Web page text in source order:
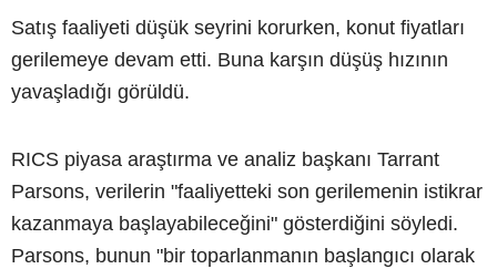
Satış faaliyeti düşük seyrini korurken, konut fiyatları
gerilemeye devam etti. Buna karşın düşüş hızının
yavaşladığı görüldü.
RICS piyasa araştırma ve analiz başkanı Tarrant
Parsons, verilerin "faaliyetteki son gerilemenin istikrar
kazanmaya başlayabileceğini" gösterdiğini söyledi.
Parsons, bunun "bir toparlanmanın başlangıcı olarak